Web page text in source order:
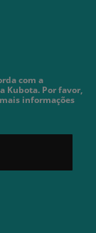
com a
Kubota. Por favor,
informações